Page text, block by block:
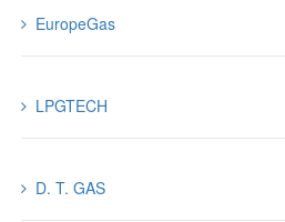
EuropeGas
LPGTECH
D. T. GAS